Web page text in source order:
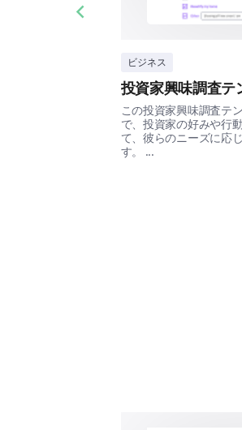
ビジネス
投資家興味調査テ
この投資家興味調査テ
で、投資家の好みや行
て、彼らのニーズに応
す。 ...
Previous slide